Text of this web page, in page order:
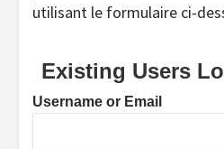
utilisant le formulaire ci-
Existing Users
Username or Email